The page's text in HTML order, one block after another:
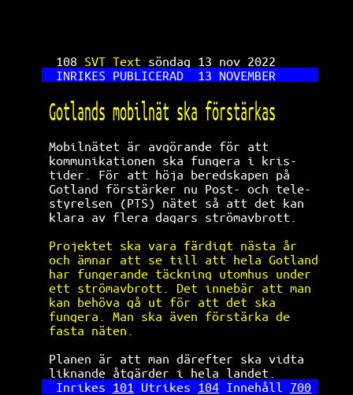
108 SVT Text söndag 13 nov 2022
INRIKES PUBLICERAD  13 NOVEMBER
Gotlands mobilnät ska förstärkas
Mobilnätet är avgörande för att
kommunikationen ska fungera i kris-
tider. För att höja beredskapen på
Gotland förstärker nu Post- och tele-
styrelsen (PTS) nätet så att det kan
klara av flera dagars strömavbrott.
Projektet ska vara färdigt nästa år
och ämnar att se till att hela Gotland
har fungerande täckning utomhus under
ett strömavbrott. Det innebär att man
kan behöva gå ut för att det ska
fungera. Man ska även förstärka de
fasta näten.
Planen är att man därefter ska vidta
liknande åtgärder i hela landet.
Inrikes 101 Utrikes 104 Innehåll 700